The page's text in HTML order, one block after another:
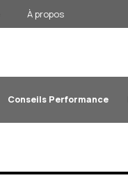
À propos
Conseils Performance